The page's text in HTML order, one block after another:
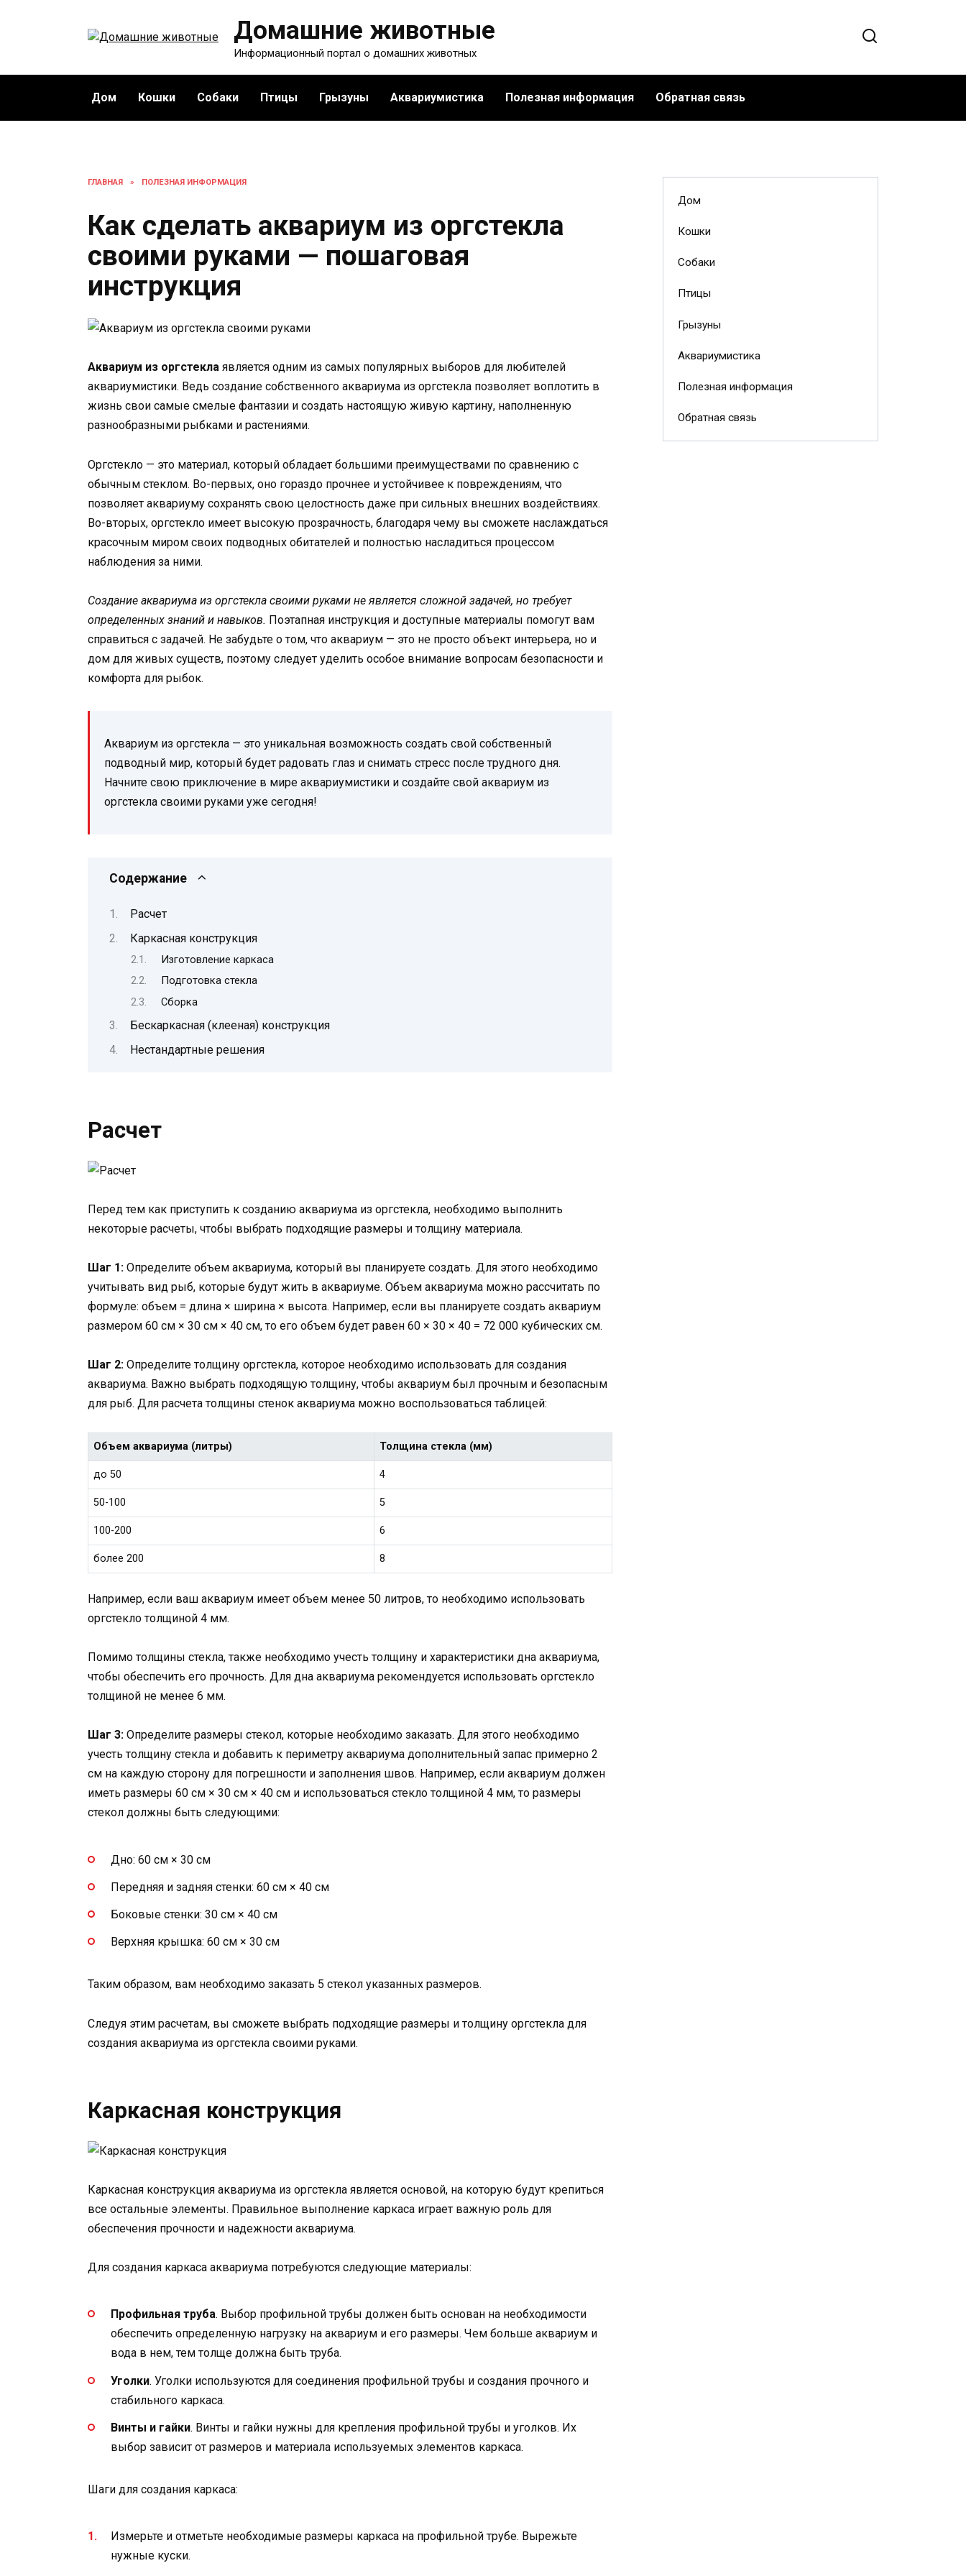
Домашние животные
Информационный портал о домашних животных
Дом Кошки Собаки Птицы Грызуны Аквариумистика Полезная информация Обратная связь
ГЛАВНАЯ » ПОЛЕЗНАЯ ИНФОРМАЦИЯ
Как сделать аквариум из оргстекла
своими руками — пошаговая
инструкция
Аквариум из оргстекла является одним из самых популярных выборов для любителей
аквариумистики. Ведь создание собственного аквариума из оргстекла позволяет воплотить в
жизнь свои самые смелые фантазии и создать настоящую живую картину, наполненную
разнообразными рыбками и растениями.
Оргстекло — это материал, который обладает большими преимуществами по сравнению с
обычным стеклом. Во-первых, оно гораздо прочнее и устойчивее к повреждениям, что
позволяет аквариуму сохранять свою целостность даже при сильных внешних воздействиях.
Во-вторых, оргстекло имеет высокую прозрачность, благодаря чему вы сможете наслаждаться
красочным миром своих подводных обитателей и полностью насладиться процессом
наблюдения за ними.
Создание аквариума из оргстекла своими руками не является сложной задачей, но требует
определенных знаний и навыков. Поэтапная инструкция и доступные материалы помогут вам
справиться с задачей. Не забудьте о том, что аквариум — это не просто объект интерьера, но и
дом для живых существ, поэтому следует уделить особое внимание вопросам безопасности и
комфорта для рыбок.
Аквариум из оргстекла — это уникальная возможность создать свой собственный
подводный мир, который будет радовать глаз и снимать стресс после трудного дня.
Начните свою приключение в мире аквариумистики и создайте свой аквариум из
оргстекла своими руками уже сегодня!
Содержание
Расчет
Каркасная конструкция
Изготовление каркаса
Подготовка стекла
Сборка
Бескаркасная (клееная) конструкция
Нестандартные решения
Расчет
Перед тем как приступить к созданию аквариума из оргстекла, необходимо выполнить
некоторые расчеты, чтобы выбрать подходящие размеры и толщину материала.
Шаг 1: Определите объем аквариума, который вы планируете создать. Для этого необходимо
учитывать вид рыб, которые будут жить в аквариуме. Объем аквариума можно рассчитать по
формуле: объем = длина × ширина × высота. Например, если вы планируете создать аквариум
размером 60 см × 30 см × 40 см, то его объем будет равен 60 × 30 × 40 = 72 000 кубических см.
Шаг 2: Определите толщину оргстекла, которое необходимо использовать для создания
аквариума. Важно выбрать подходящую толщину, чтобы аквариум был прочным и безопасным
для рыб. Для расчета толщины стенок аквариума можно воспользоваться таблицей:
Объем аквариума (литры) Толщина стекла (мм)
до 50 4
50-100 5
100-200 6
более 200 8
Например, если ваш аквариум имеет объем менее 50 литров, то необходимо использовать
оргстекло толщиной 4 мм.
Помимо толщины стекла, также необходимо учесть толщину и характеристики дна аквариума,
чтобы обеспечить его прочность. Для дна аквариума рекомендуется использовать оргстекло
толщиной не менее 6 мм.
Шаг 3: Определите размеры стекол, которые необходимо заказать. Для этого необходимо
учесть толщину стекла и добавить к периметру аквариума дополнительный запас примерно 2
см на каждую сторону для погрешности и заполнения швов. Например, если аквариум должен
иметь размеры 60 см × 30 см × 40 см и использоваться стекло толщиной 4 мм, то размеры
стекол должны быть следующими:
Дно: 60 см × 30 см
Передняя и задняя стенки: 60 см × 40 см
Боковые стенки: 30 см × 40 см
Верхняя крышка: 60 см × 30 см
Таким образом, вам необходимо заказать 5 стекол указанных размеров.
Следуя этим расчетам, вы сможете выбрать подходящие размеры и толщину оргстекла для
создания аквариума из оргстекла своими руками.
Каркасная конструкция
Каркасная конструкция аквариума из оргстекла является основой, на которую будут крепиться
все остальные элементы. Правильное выполнение каркаса играет важную роль для
обеспечения прочности и надежности аквариума.
Для создания каркаса аквариума потребуются следующие материалы:
Профильная труба. Выбор профильной трубы должен быть основан на необходимости
обеспечить определенную нагрузку на аквариум и его размеры. Чем больше аквариум и
вода в нем, тем толще должна быть труба.
Уголки. Уголки используются для соединения профильной трубы и создания прочного и
стабильного каркаса.
Винты и гайки. Винты и гайки нужны для крепления профильной трубы и уголков. Их
выбор зависит от размеров и материала используемых элементов каркаса.
Шаги для создания каркаса:
Измерьте и отметьте необходимые размеры каркаса на профильной трубе. Вырежьте
нужные куски.
Дом
Кошки
Собаки
Птицы
Грызуны
Аквариумистика
Полезная информация
Обратная связь